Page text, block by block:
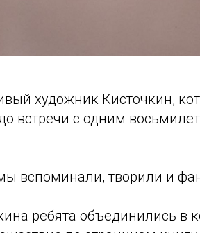
художник Кисточкин,
встречи с одним
вспоминали, творили и
ребята объединились в